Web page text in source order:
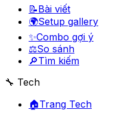
📝Bài viết
🌍Setup gallery
✨Combo gợi ý
⚖️So sánh
🔎Tìm kiếm
🔧 Tech
🏠Trang Tech